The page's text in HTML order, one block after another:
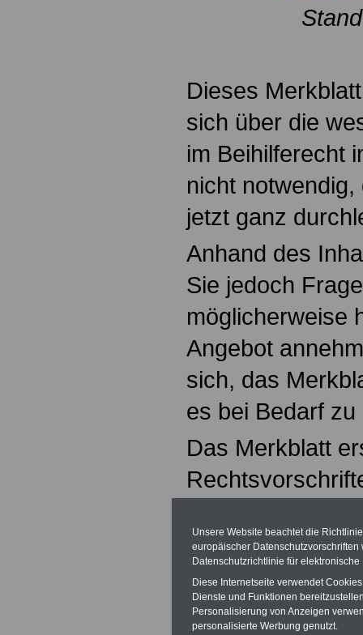
Dieses
sich über die
im Beihilferecht
nicht
jetzt ganz
Anhand des
Sie jedoch
möglicherweise
Angebot
sich, das
es bei Bedarf
Das Merkblatt
Zur Zeit gelten
- Die
Fassung vom
Unsere Website beachtet die
europäischer
Datenschutzrichtlinie für
Diese Internetseite verwendet
Dienste und Funktionen
Personalisierung von Anzeigen
personalisierte Werbung genutzt.